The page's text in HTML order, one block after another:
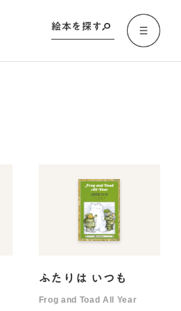
絵本を探す
ふたりは いつも
Frog and Toad All Year